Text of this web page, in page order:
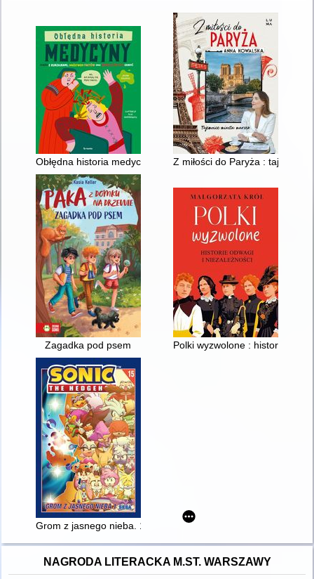
Obłędna historia medycyny Z miłości do Paryża :
Zagadka pod psem Polki wyzwolone : historie
Grom z jasnego nieba. 1
NAGRODA LITERACKA M.ST. WARSZAWY